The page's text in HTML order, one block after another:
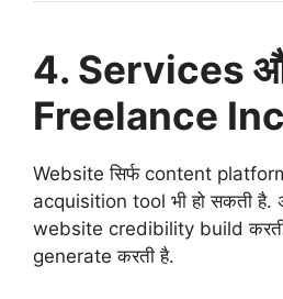
4. Services
Freelance
Website सिर्फ content
acquisition tool भी हो सकती है.
website credibility build
generate करती है.